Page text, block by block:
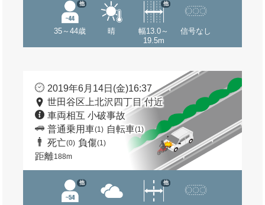
35～44歳
他
晴
幅13.0～
19.5m
他
信号なし
2019年6月14日(金)16:37
世田谷区上北沢四丁目 付近
車両相互 小破事故
普通乗用車(1) 自転車(1)
死亡(0) 負傷(1)
距離188m
他 他